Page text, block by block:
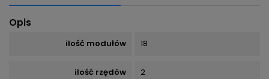
Opis
ilość modułów 18
ilość rzędów 2